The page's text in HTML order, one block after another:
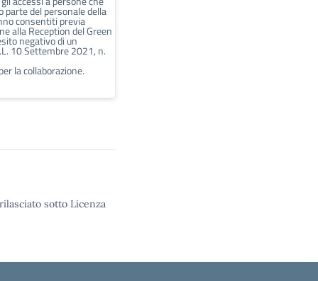
parte del personale della
consentiti previa
alla Reception del Green
negativo di un
10 Settembre 2021, n.
la collaborazione.
sotto Licenza